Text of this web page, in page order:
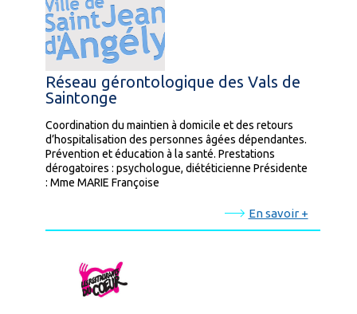
Réseau gérontologique des Vals de
Saintonge
Coordination du maintien à domicile et des retours
d’hospitalisation des personnes âgées dépendantes.
Prévention et éducation à la santé. Prestations
dérogatoires : psychologue, diététicienne Présidente
: Mme MARIE Françoise
En savoir +